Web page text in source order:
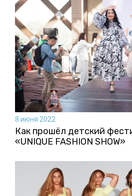
8 июня 2022
Как прошёл детский
«UNIQUE FASHION SHOW»